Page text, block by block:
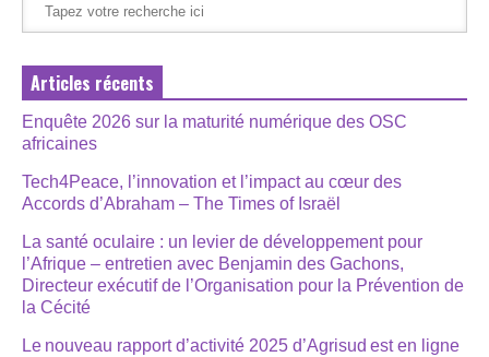
Articles récents
Enquête 2026 sur la maturité numérique des OSC
africaines
Tech4Peace, l’innovation et l’impact au cœur des
Accords d’Abraham – The Times of Israël
La santé oculaire : un levier de développement pour
l’Afrique – entretien avec Benjamin des Gachons,
Directeur exécutif de l’Organisation pour la Prévention de
la Cécité
Le nouveau rapport d’activité 2025 d’Agrisud est en ligne